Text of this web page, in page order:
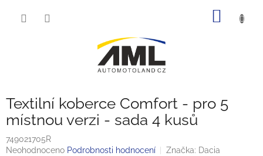
Textilní koberce Comfort - pro 5
místnou verzi - sada 4 kusů
749021705R
Průměrné
Neohodnoceno Podrobnosti hodnocení Značka: Dacia